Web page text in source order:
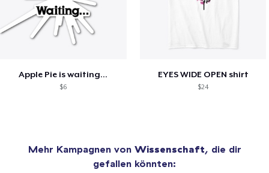
Apple Pie is waiting...
$6
EYES WIDE OPEN shirt
$24
Mehr Kampagnen von Wissenschaft, die dir
gefallen könnten: